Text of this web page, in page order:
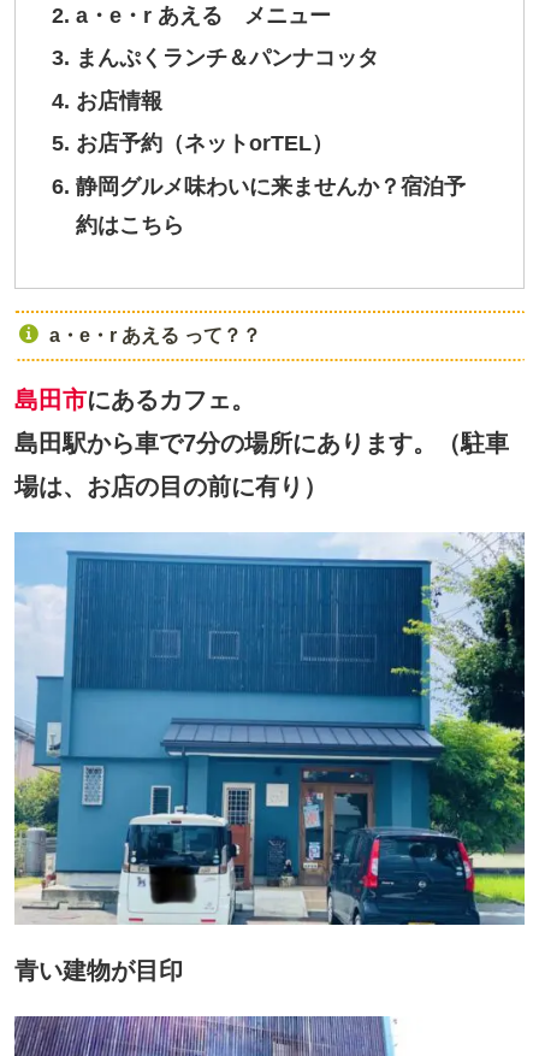
a・e・r あえる メニュー
まんぷくランチ＆パンナコッタ
お店情報
お店予約（ネットorTEL）
静岡グルメ味わいに来ませんか？宿泊予
約はこちら
a・e・r あえる って？？
島田市にあるカフェ。
島田駅から車で7分の場所にあります。（駐車
場は、お店の目の前に有り）
青い建物が目印